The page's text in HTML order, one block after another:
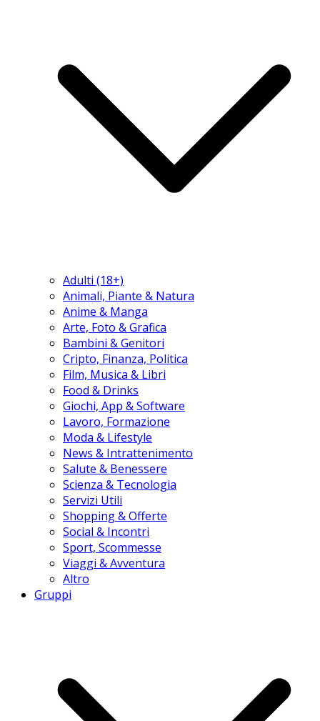
Adulti (18+)
Animali, Piante & Natura
Anime & Manga
Arte, Foto & Grafica
Bambini & Genitori
Cripto, Finanza, Politica
Film, Musica & Libri
Food & Drinks
Giochi, App & Software
Lavoro, Formazione
Moda & Lifestyle
News & Intrattenimento
Salute & Benessere
Scienza & Tecnologia
Servizi Utili
Shopping & Offerte
Social & Incontri
Sport, Scommesse
Viaggi & Avventura
Altro
Gruppi